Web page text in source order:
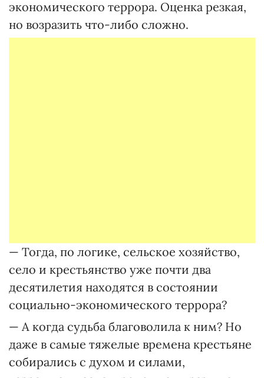
экономического террора. Оценка резкая,
но возразить что-либо сложно.
— Тогда, по логике, сельское хозяйство,
село и крестьянство уже почти два
десятилетия находятся в состоянии
социально-экономического террора?
— А когда судьба благоволила к ним? Но
даже в самые тяжелые времена крестьяне
собирались с духом и силами,